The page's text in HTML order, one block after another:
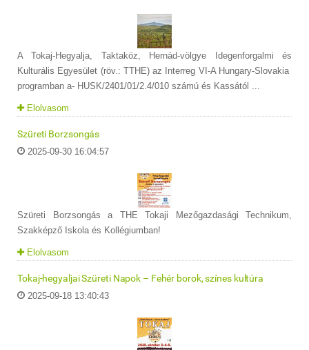
A Tokaj-Hegyalja, Taktaköz, Hernád-völgye Idegenforgalmi és
Kulturális Egyesület (röv.: TTHE) az Interreg VI-A Hungary-Slovakia
programban a- HUSK/2401/01/2.4/010 számú és Kassától ...
Elolvasom
Szüreti Borzsongás
2025-09-30 16:04:57
Szüreti Borzsongás a THE Tokaji Mezőgazdasági Technikum,
Szakképző Iskola és Kollégiumban!
Elolvasom
Tokaj-hegyaljai Szüreti Napok – Fehér borok, színes kultúra
2025-09-18 13:40:43